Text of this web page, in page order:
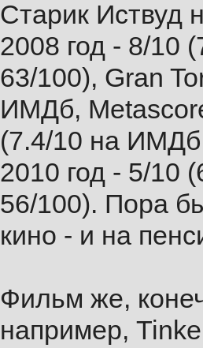
Старик Иствуд
2008 год - 8/10
63/100), Gran
ИМДб,
(7.4/10 на
2010 год - 5/10
56/100). Пора
кино - и на
Фильм же,
например,